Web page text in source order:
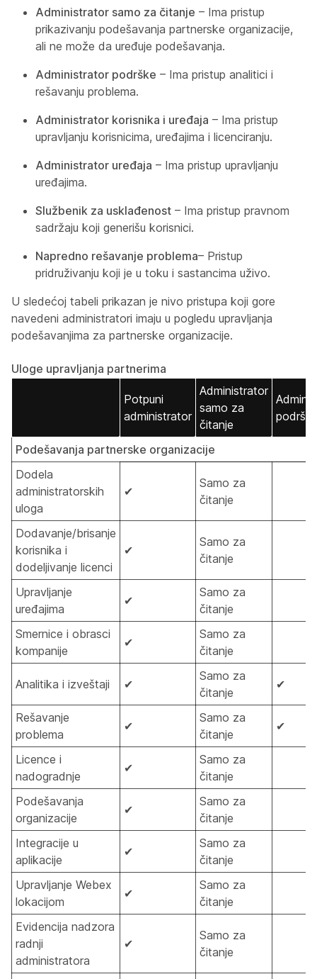
Administrator samo za čitanje – Ima pristup
prikazivanju podešavanja partnerske organizacije,
ali ne može da uređuje podešavanja.
Administrator podrške – Ima pristup analitici i
rešavanju problema.
Administrator korisnika i uređaja – Ima pristup
upravljanju korisnicima, uređajima i licenciranju.
Administrator uređaja – Ima pristup upravljanju
uređajima.
Službenik za usklađenost – Ima pristup pravnom
sadržaju koji generišu korisnici.
Napredno rešavanje problema– Pristup
pridruživanju koji je u toku i sastancima uživo.
U sledećoj tabeli prikazan je nivo pristupa koji gore
navedeni administratori imaju u pogledu upravljanja
podešavanjima za partnerske organizacije.
Uloge upravljanja partnerima
Potpuni
administrator
Administrator
samo za
čitanje
Podešavanja partnerske organizacije
Dodela
administratorskih
uloga
✔
Samo za
čitanje
Dodavanje/brisanje
korisnika i
dodeljivanje licenci
✔
Samo za
čitanje
Upravljanje
uređajima
✔
Samo za
čitanje
Smernice i obrasci
kompanije
✔
Samo za
čitanje
Analitika i izveštaji ✔
Samo za
čitanje
✔
Rešavanje
problema
✔
Samo za
čitanje
✔
Licence i
nadogradnje
✔
Samo za
čitanje
Podešavanja
organizacije
✔
Samo za
čitanje
Integracije u
aplikacije
✔
Samo za
čitanje
Upravljanje Webex
lokacijom
✔
Samo za
čitanje
Evidencija nadzora
radnji
administratora
✔
Samo za
čitanje